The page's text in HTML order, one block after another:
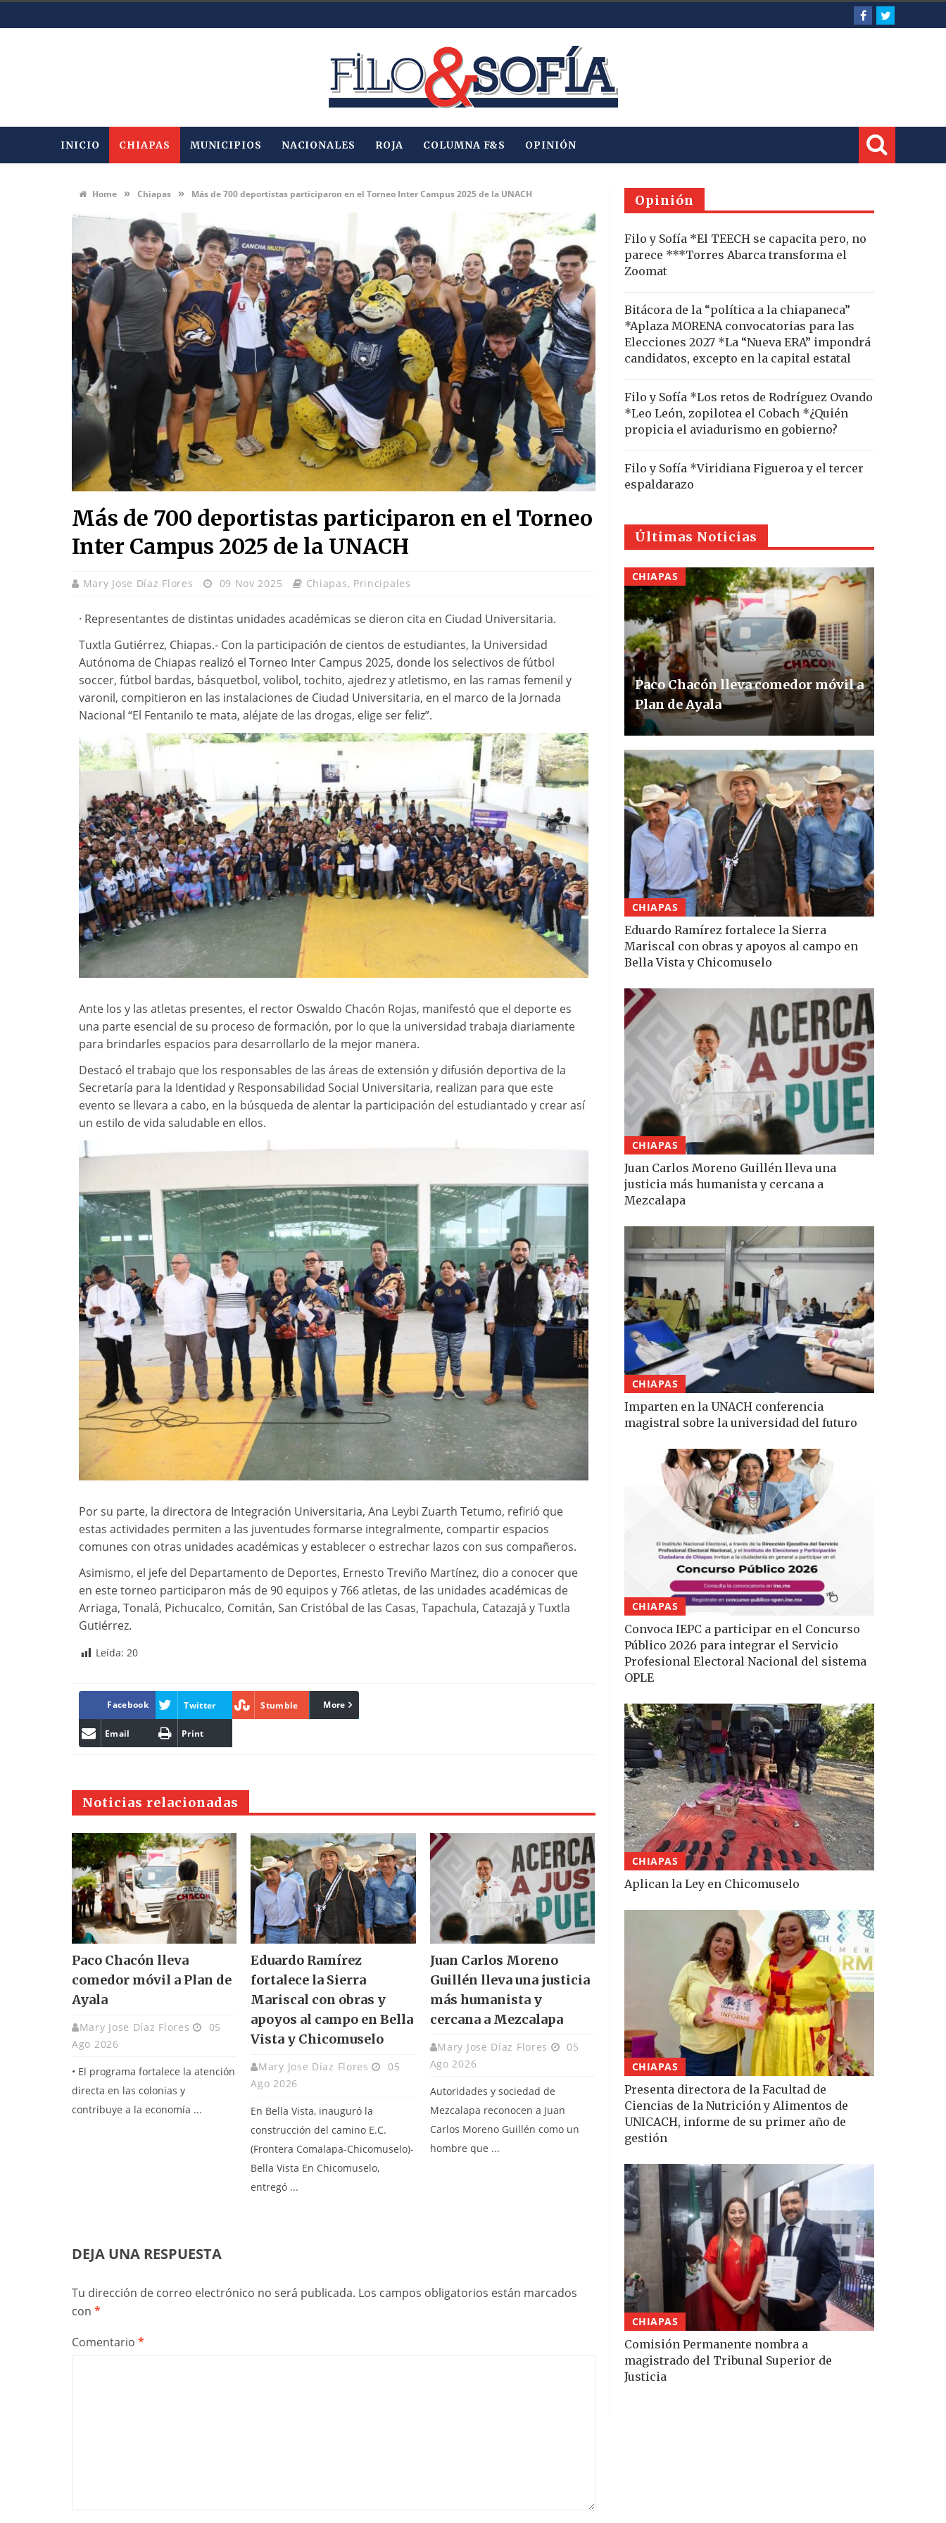
INICIO CHIAPAS MUNICIPIOS NACIONALES ROJA COLUMNA F&S OPINIÓN
Home » Chiapas » Más de 700 deportistas participaron en el Torneo Inter Campus 2025 de la UNACH
Más de 700 deportistas participaron en el Torneo
Inter Campus 2025 de la UNACH
Mary Jose Díaz Flores 09 Nov 2025 Chiapas, Principales
· Representantes de distintas unidades académicas se dieron cita en Ciudad Universitaria.
Tuxtla Gutiérrez, Chiapas.- Con la participación de cientos de estudiantes, la Universidad
Autónoma de Chiapas realizó el Torneo Inter Campus 2025, donde los selectivos de fútbol
soccer, fútbol bardas, básquetbol, volibol, tochito, ajedrez y atletismo, en las ramas femenil y
varonil, compitieron en las instalaciones de Ciudad Universitaria, en el marco de la Jornada
Nacional “El Fentanilo te mata, aléjate de las drogas, elige ser feliz”.
Ante los y las atletas presentes, el rector Oswaldo Chacón Rojas, manifestó que el deporte es
una parte esencial de su proceso de formación, por lo que la universidad trabaja diariamente
para brindarles espacios para desarrollarlo de la mejor manera.
Destacó el trabajo que los responsables de las áreas de extensión y difusión deportiva de la
Secretaría para la Identidad y Responsabilidad Social Universitaria, realizan para que este
evento se llevara a cabo, en la búsqueda de alentar la participación del estudiantado y crear así
un estilo de vida saludable en ellos.
Por su parte, la directora de Integración Universitaria, Ana Leybi Zuarth Tetumo, refirió que
estas actividades permiten a las juventudes formarse integralmente, compartir espacios
comunes con otras unidades académicas y establecer o estrechar lazos con sus compañeros.
Asimismo, el jefe del Departamento de Deportes, Ernesto Treviño Martínez, dio a conocer que
en este torneo participaron más de 90 equipos y 766 atletas, de las unidades académicas de
Arriaga, Tonalá, Pichucalco, Comitán, San Cristóbal de las Casas, Tapachula, Catazajá y Tuxtla
Gutiérrez.
Leída: 20
Facebook Twitter Stumble linkedin
Email Print
More
Noticias relacionadas
Paco Chacón lleva
comedor móvil a Plan de
Ayala
Mary Jose Díaz Flores
05
Ago 2026
• El programa fortalece la atención
directa en las colonias y
contribuye a la economía ...
Eduardo Ramírez
fortalece la Sierra
Mariscal con obras y
apoyos al campo en Bella
Vista y Chicomuselo
Mary Jose Díaz Flores
05
Ago 2026
En Bella Vista, inauguró la
construcción del camino E.C.
(Frontera Comalapa-Chicomuselo)-
Bella Vista En Chicomuselo,
entregó ...
Juan Carlos Moreno
Guillén lleva una justicia
más humanista y
cercana a Mezcalapa
Mary Jose Díaz Flores
05
Ago 2026
Autoridades y sociedad de
Mezcalapa reconocen a Juan
Carlos Moreno Guillén como un
hombre que ...
DEJA UNA RESPUESTA
Tu dirección de correo electrónico no será publicada. Los campos obligatorios están marcados
con *
Comentario *
Opinión
Filo y Sofía *El TEECH se capacita pero, no
parece ***Torres Abarca transforma el
Zoomat
Bitácora de la “política a la chiapaneca”
*Aplaza MORENA convocatorias para las
Elecciones 2027 *La “Nueva ERA” impondrá
candidatos, excepto en la capital estatal
Filo y Sofía *Los retos de Rodríguez Ovando
*Leo León, zopilotea el Cobach *¿Quién
propicia el aviadurismo en gobierno?
Filo y Sofía *Viridiana Figueroa y el tercer
espaldarazo
Últimas Noticias
CHIAPAS
Paco Chacón lleva comedor móvil a
Plan de Ayala
CHIAPAS
Eduardo Ramírez fortalece la Sierra
Mariscal con obras y apoyos al campo en
Bella Vista y Chicomuselo
CHIAPAS
Juan Carlos Moreno Guillén lleva una
justicia más humanista y cercana a
Mezcalapa
CHIAPAS
Imparten en la UNACH conferencia
magistral sobre la universidad del futuro
CHIAPAS
Convoca IEPC a participar en el Concurso
Público 2026 para integrar el Servicio
Profesional Electoral Nacional del sistema
OPLE
CHIAPAS
Aplican la Ley en Chicomuselo
CHIAPAS
Presenta directora de la Facultad de
Ciencias de la Nutrición y Alimentos de
UNICACH, informe de su primer año de
gestión
CHIAPAS
Comisión Permanente nombra a
magistrado del Tribunal Superior de
Justicia